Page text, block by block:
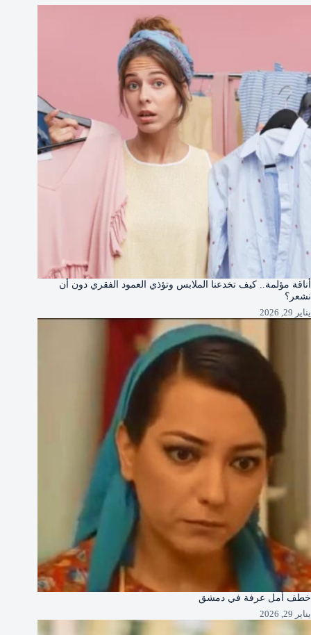
أناقة مؤلمة.. كيف تخدعنا الملابس وتؤذي العمود الفقري دون أن
نشعر؟
يناير 29, 2026
خطف أمل عرفة في دمشق
يناير 29, 2026